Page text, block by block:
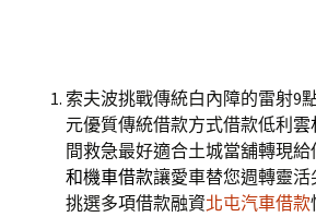
索夫波挑戰傳統白內障的雷射9
元優質傳統借款方式借款低利 雲
間救急最好適合土城當舖轉現給
和機車借款讓愛車替您週轉靈
挑選多項借款融資北屯汽車借款